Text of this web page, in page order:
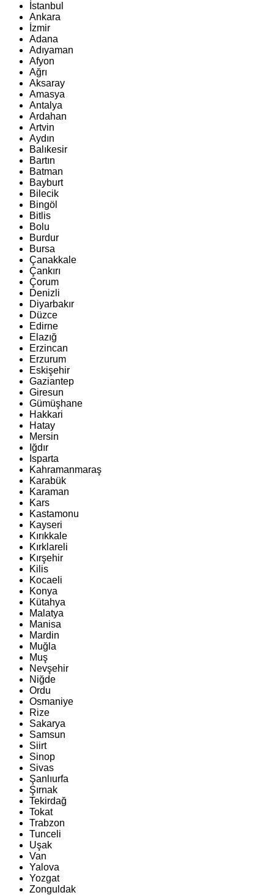
İstanbul
Ankara
İzmir
Adana
Adıyaman
Afyon
Ağrı
Aksaray
Amasya
Antalya
Ardahan
Artvin
Aydın
Balıkesir
Bartın
Batman
Bayburt
Bilecik
Bingöl
Bitlis
Bolu
Burdur
Bursa
Çanakkale
Çankırı
Çorum
Denizli
Diyarbakır
Düzce
Edirne
Elazığ
Erzincan
Erzurum
Eskişehir
Gaziantep
Giresun
Gümüşhane
Hakkari
Hatay
Mersin
Iğdır
Isparta
Kahramanmaraş
Karabük
Karaman
Kars
Kastamonu
Kayseri
Kırıkkale
Kırklareli
Kırşehir
Kilis
Kocaeli
Konya
Kütahya
Malatya
Manisa
Mardin
Muğla
Muş
Nevşehir
Niğde
Ordu
Osmaniye
Rize
Sakarya
Samsun
Siirt
Sinop
Sivas
Şanlıurfa
Şırnak
Tekirdağ
Tokat
Trabzon
Tunceli
Uşak
Van
Yalova
Yozgat
Zonguldak